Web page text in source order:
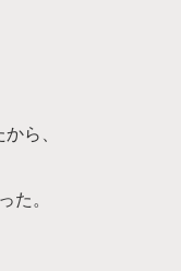
ら、
た。